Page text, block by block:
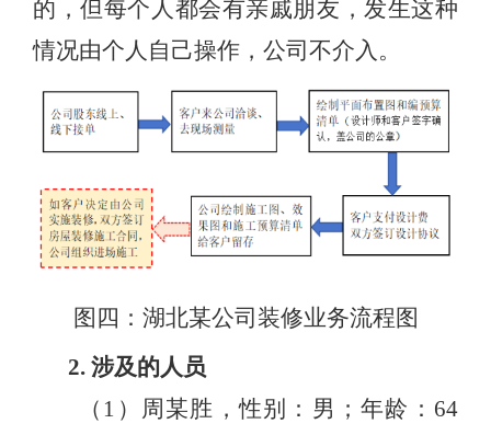
的，但每个人都会有亲戚朋友，发生这种
情况由个人自己操作，公司不介入。
图四：湖北某公司装修业务流程图
2. 涉及的人员
（1）周某胜，性别：男；年龄：64